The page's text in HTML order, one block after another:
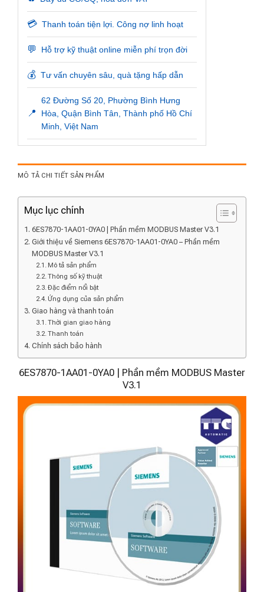
💳 Thanh toán tiện lợi. Công nợ linh hoạt
💬 Hỗ trợ kỹ thuật online miễn phí trọn đời
💰 Tư vấn chuyên sâu, quà tặng hấp dẫn
📍
62 Đường Số 20, Phường Bình Hưng
Hòa, Quận Bình Tân, Thành phố Hồ Chí
Minh, Việt Nam
MÔ TẢ CHI TIẾT SẢN PHẨM
Mục lục chính
6ES7870-1AA01-0YA0 | Phần mềm MODBUS Master V3.1
Giới thiệu về Siemens 6ES7870-1AA01-0YA0 – Phần mềm
MODBUS Master V3.1
Mô tả sản phẩm
Thông số kỹ thuật
Đặc điểm nổi bật
Ứng dụng của sản phẩm
Giao hàng và thanh toán
Thời gian giao hàng
Thanh toán
Chính sách bảo hành
6ES7870-1AA01-0YA0 | Phần mềm MODBUS Master
V3.1